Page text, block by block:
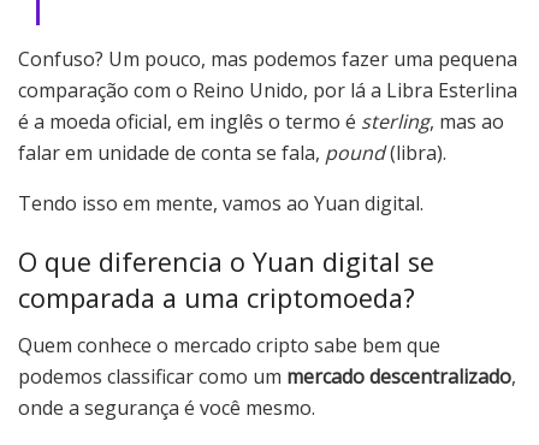
Confuso? Um pouco, mas podemos fazer uma pequena
comparação com o Reino Unido, por lá a Libra Esterlina
é a moeda oficial, em inglês o termo é sterling, mas ao
falar em unidade de conta se fala, pound(libra).
Tendo isso em mente, vamos ao Yuan digital.
O que diferencia o Yuan digital se
comparada a uma criptomoeda?
Quem conhece o mercado cripto sabe bem que
podemos classificar como um mercado descentralizado,
onde a segurança é você mesmo.